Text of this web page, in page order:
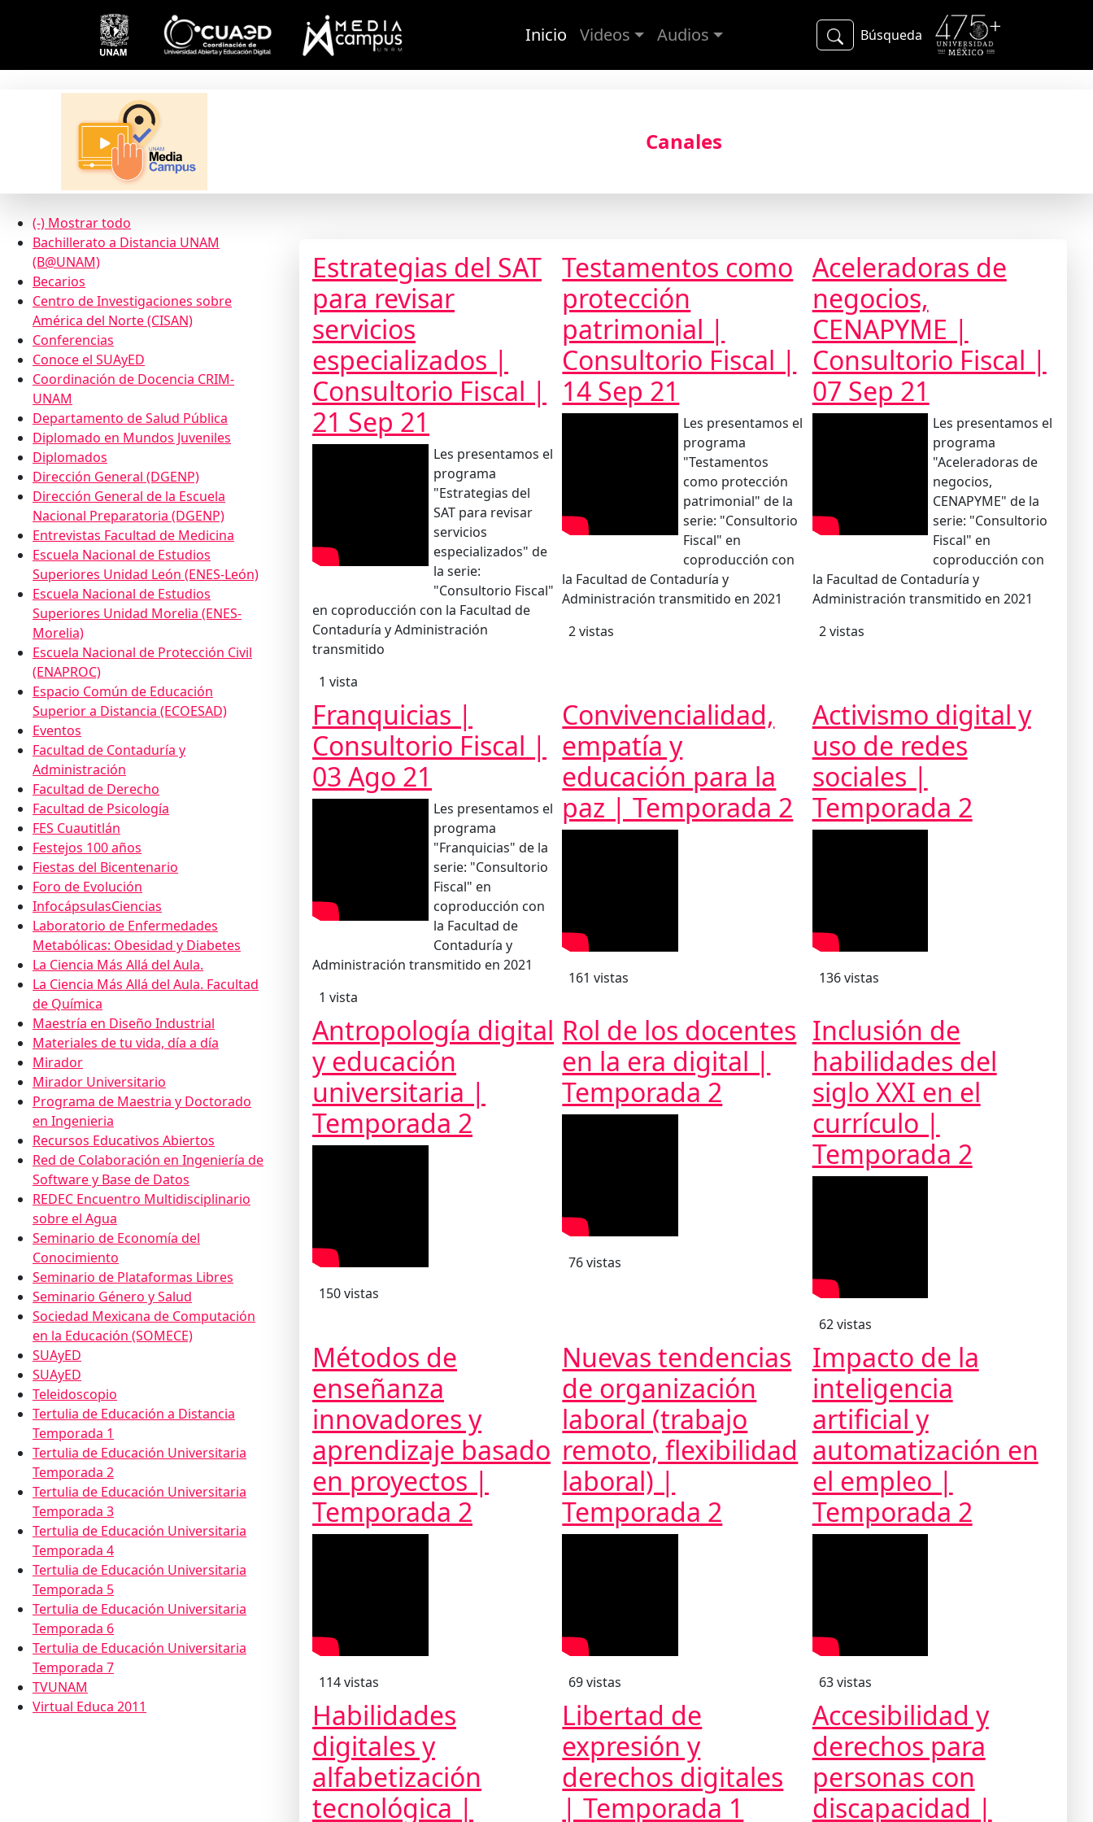
Inicio Videos Audios Búsqueda
Canales
(-) Mostrar todo
Bachillerato a Distancia UNAM
(B@UNAM)
Becarios
Centro de Investigaciones sobre
América del Norte (CISAN)
Conferencias
Conoce el SUAyED
Coordinación de Docencia CRIM-
UNAM
Departamento de Salud Pública
Diplomado en Mundos Juveniles
Diplomados
Dirección General (DGENP)
Dirección General de la Escuela
Nacional Preparatoria (DGENP)
Entrevistas Facultad de Medicina
Escuela Nacional de Estudios
Superiores Unidad León (ENES-León)
Escuela Nacional de Estudios
Superiores Unidad Morelia (ENES-
Morelia)
Escuela Nacional de Protección Civil
(ENAPROC)
Espacio Común de Educación
Superior a Distancia (ECOESAD)
Eventos
Facultad de Contaduría y
Administración
Facultad de Derecho
Facultad de Psicología
FES Cuautitlán
Festejos 100 años
Fiestas del Bicentenario
Foro de Evolución
InfocápsulasCiencias
Laboratorio de Enfermedades
Metabólicas: Obesidad y Diabetes
La Ciencia Más Allá del Aula.
La Ciencia Más Allá del Aula. Facultad
de Química
Maestría en Diseño Industrial
Materiales de tu vida, día a día
Mirador
Mirador Universitario
Programa de Maestria y Doctorado
en Ingenieria
Recursos Educativos Abiertos
Red de Colaboración en Ingeniería de
Software y Base de Datos
REDEC Encuentro Multidisciplinario
sobre el Agua
Seminario de Economía del
Conocimiento
Seminario de Plataformas Libres
Seminario Género y Salud
Sociedad Mexicana de Computación
en la Educación (SOMECE)
SUAyED
SUAyED
Teleidoscopio
Tertulia de Educación a Distancia
Temporada 1
Tertulia de Educación Universitaria
Temporada 2
Tertulia de Educación Universitaria
Temporada 3
Tertulia de Educación Universitaria
Temporada 4
Tertulia de Educación Universitaria
Temporada 5
Tertulia de Educación Universitaria
Temporada 6
Tertulia de Educación Universitaria
Temporada 7
TVUNAM
Virtual Educa 2011
Estrategias del SAT
para revisar
servicios
especializados |
Consultorio Fiscal |
21 Sep 21
Les presentamos el
programa
"Estrategias del
SAT para revisar
servicios
especializados" de
la serie:
"Consultorio Fiscal"
en coproducción con la Facultad de
Contaduría y Administración
transmitido
1 vista
Testamentos como
protección
patrimonial |
Consultorio Fiscal |
14 Sep 21
Les presentamos el
programa
"Testamentos
como protección
patrimonial" de la
serie: "Consultorio
Fiscal" en
coproducción con
la Facultad de Contaduría y
Administración transmitido en 2021
2 vistas
Aceleradoras de
negocios,
CENAPYME |
Consultorio Fiscal |
07 Sep 21
Les presentamos el
programa
"Aceleradoras de
negocios,
CENAPYME" de la
serie: "Consultorio
Fiscal" en
coproducción con
la Facultad de Contaduría y
Administración transmitido en 2021
2 vistas
Franquicias |
Consultorio Fiscal |
03 Ago 21
Les presentamos el
programa
"Franquicias" de la
serie: "Consultorio
Fiscal" en
coproducción con
la Facultad de
Contaduría y
Administración transmitido en 2021
1 vista
Convivencialidad,
empatía y
educación para la
paz | Temporada 2
161 vistas
Activismo digital y
uso de redes
sociales |
Temporada 2
136 vistas
Antropología digital
y educación
universitaria |
Temporada 2
150 vistas
Rol de los docentes
en la era digital |
Temporada 2
76 vistas
Inclusión de
habilidades del
siglo XXI en el
currículo |
Temporada 2
62 vistas
Métodos de
enseñanza
innovadores y
aprendizaje basado
en proyectos |
Temporada 2
114 vistas
Nuevas tendencias
de organización
laboral (trabajo
remoto, flexibilidad
laboral) |
Temporada 2
69 vistas
Impacto de la
inteligencia
artificial y
automatización en
el empleo |
Temporada 2
63 vistas
Habilidades
digitales y
alfabetización
tecnológica |
Libertad de
expresión y
derechos digitales
| Temporada 1
Accesibilidad y
derechos para
personas con
discapacidad |